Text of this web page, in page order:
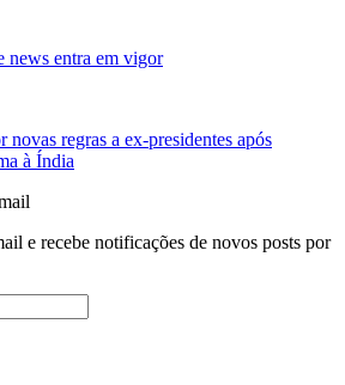
news entra em vigor
regras a ex-presidentes após
à Índia
e recebe notificações de novos posts por